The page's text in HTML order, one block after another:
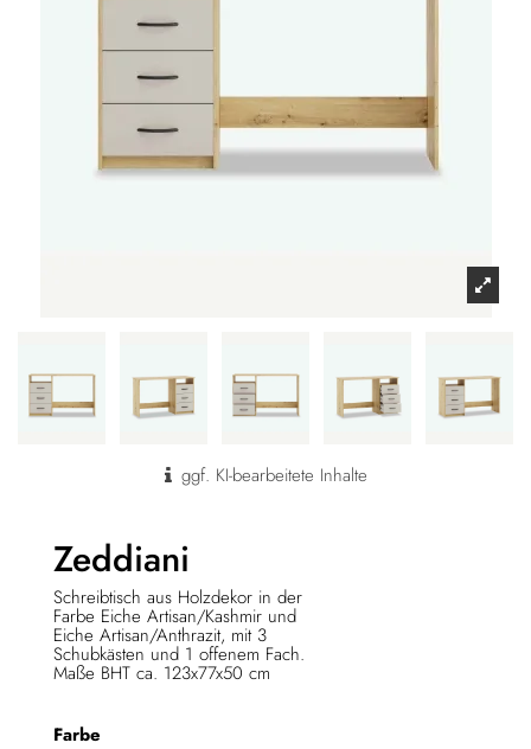
ggf. KI-bearbeitete Inhalte
Zeddiani
Schreibtisch aus Holzdekor in der
Farbe Eiche Artisan/Kashmir und
Eiche Artisan/Anthrazit, mit 3
Schubkästen und 1 offenem Fach.
Maße BHT ca. 123x77x50 cm
Farbe